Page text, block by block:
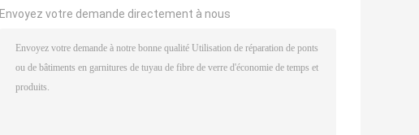
Envoyez votre demande directement à nous